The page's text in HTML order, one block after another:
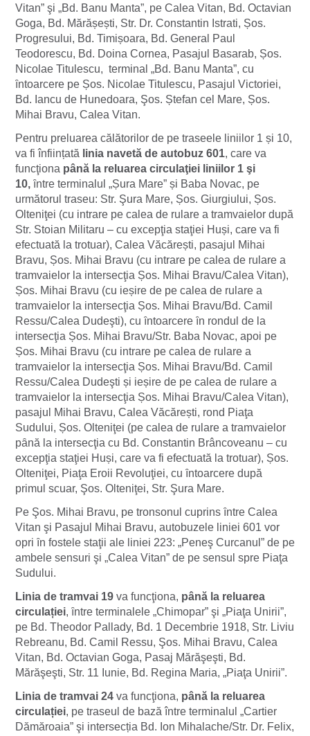
Vitan” şi „Bd. Banu Manta”, pe Calea Vitan, Bd. Octavian
Goga, Bd. Mărășești, Str. Dr. Constantin Istrati, Șos.
Progresului, Bd. Timișoara, Bd. General Paul
Teodorescu, Bd. Doina Cornea, Pasajul Basarab, Șos.
Nicolae Titulescu, terminal „Bd. Banu Manta”, cu
ȋntoarcere pe Șos. Nicolae Titulescu, Pasajul Victoriei,
Bd. Iancu de Hunedoara, Şos. Ștefan cel Mare, Șos.
Mihai Bravu, Calea Vitan.
Pentru preluarea călătorilor de pe traseele liniilor 1 și 10,
va fi înființată linia navetă de autobuz 601, care va
funcţiona până la reluarea circulaţiei liniilor 1 şi
10, ȋntre terminalul „Șura Mare” și Baba Novac, pe
următorul traseu: Str. Şura Mare, Șos. Giurgiului, Șos.
Olteniţei (cu intrare pe calea de rulare a tramvaielor după
Str. Stoian Militaru – cu excepţia staţiei Huși, care va fi
efectuată la trotuar), Calea Văcărești, pasajul Mihai
Bravu, Șos. Mihai Bravu (cu intrare pe calea de rulare a
tramvaielor la intersecţia Șos. Mihai Bravu/Calea Vitan),
Șos. Mihai Bravu (cu ieșire de pe calea de rulare a
tramvaielor la intersecţia Șos. Mihai Bravu/Bd. Camil
Ressu/Calea Dudeşti), cu ȋntoarcere ȋn rondul de la
intersecţia Șos. Mihai Bravu/Str. Baba Novac, apoi pe
Șos. Mihai Bravu (cu intrare pe calea de rulare a
tramvaielor la intersecţia Șos. Mihai Bravu/Bd. Camil
Ressu/Calea Dudeşti și ieșire de pe calea de rulare a
tramvaielor la intersecţia Șos. Mihai Bravu/Calea Vitan),
pasajul Mihai Bravu, Calea Văcărești, rond Piaţa
Sudului, Șos. Olteniţei (pe calea de rulare a tramvaielor
pȃnă la intersecţia cu Bd. Constantin Brâncoveanu – cu
excepţia staţiei Huși, care va fi efectuată la trotuar), Șos.
Olteniţei, Piaţa Eroii Revoluţiei, cu ȋntoarcere după
primul scuar, Şos. Olteniţei, Str. Şura Mare.
Pe Şos. Mihai Bravu, pe tronsonul cuprins ȋntre Calea
Vitan şi Pasajul Mihai Bravu, autobuzele liniei 601 vor
opri ȋn fostele staţii ale liniei 223: „Peneş Curcanul” de pe
ambele sensuri şi „Calea Vitan” de pe sensul spre Piaţa
Sudului.
Linia de tramvai 19 va funcţiona, până la reluarea
circulației, ȋntre terminalele „Chimopar” şi „Piaţa Unirii”,
pe Bd. Theodor Pallady, Bd. 1 Decembrie 1918, Str. Liviu
Rebreanu, Bd. Camil Ressu, Şos. Mihai Bravu, Calea
Vitan, Bd. Octavian Goga, Pasaj Mărăşeşti, Bd.
Mărăşeşti, Str. 11 Iunie, Bd. Regina Maria, „Piaţa Unirii”.
Linia de tramvai 24 va funcţiona, până la reluarea
circulației, pe traseul de bază între terminalul „Cartier
Dămăroaia” şi intersecția Bd. Ion Mihalache/Str. Dr. Felix,